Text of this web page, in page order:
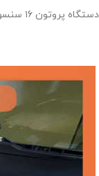
دستگاه پروتون ۱۶ سنسور قابلیت اتصال به کامپیوتر را دارد.